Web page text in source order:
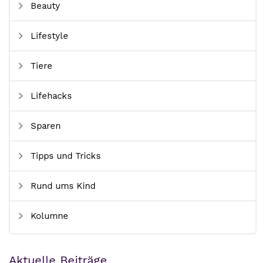
Beauty
Lifestyle
Tiere
Lifehacks
Sparen
Tipps und Tricks
Rund ums Kind
Kolumne